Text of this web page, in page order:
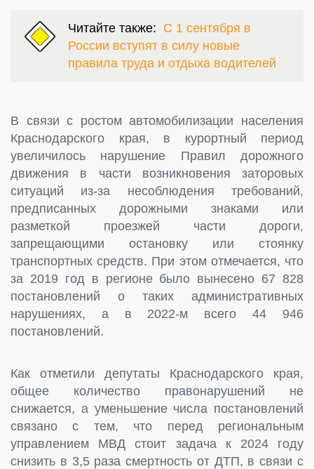
Читайте также: С 1 сентября в
России вступят в силу новые
правила труда и отдыха водителей
В связи с ростом автомобилизации населения
Краснодарского края, в курортный период
увеличилось нарушение Правил дорожного
движения в части возникновения заторовых
ситуаций из-за несоблюдения требований,
предписанных дорожными знаками или
разметкой проезжей части дороги,
запрещающими остановку или стоянку
транспортных средств. При этом отмечается, что
за 2019 год в регионе было вынесено 67 828
постановлений о таких административных
нарушениях, а в 2022-м всего 44 946
постановлений.
Как отметили депутаты Краснодарского края,
общее количество правонарушений не
снижается, а уменьшение числа постановлений
связано с тем, что перед региональным
управлением МВД стоит задача к 2024 году
снизить в 3,5 раза смертность от ДТП, в связи с